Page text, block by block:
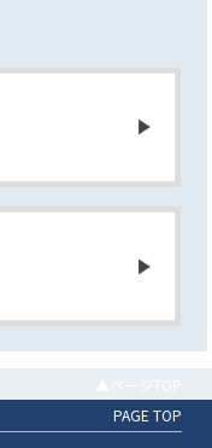
PAGE TOP